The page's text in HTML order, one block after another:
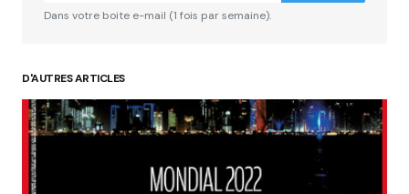
Your Name *
Dans votre boite e-mail (1 fois par semaine).
D'AUTRES ARTICLES